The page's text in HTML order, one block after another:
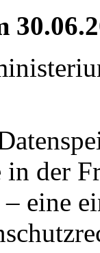
der
eine